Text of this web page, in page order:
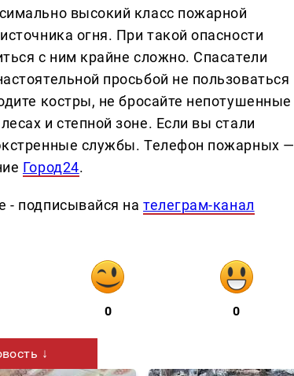
высокий класс пожарной
огня. При такой опасности
с ним крайне сложно. Спасатели
просьбой не пользоваться
костры, не бросайте непотушенные
и степной зоне. Если вы стали
службы. Телефон пожарных —
Город24.
- подписывайся нателеграм-канал
0 0
↓